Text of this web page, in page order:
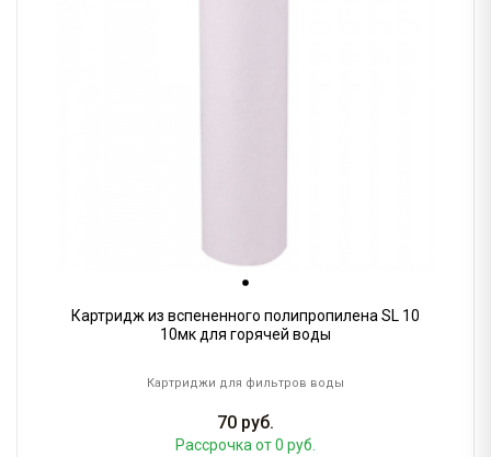
Картридж из вспененного полипропилена SL 10
10мк для горячей воды
Картриджи для фильтров воды
70 руб.
Рассрочка от 0 руб.